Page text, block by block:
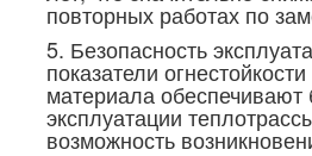
повторных работах по
5. Безопасность
показатели
материала обеспечивают
эксплуатации
возможность